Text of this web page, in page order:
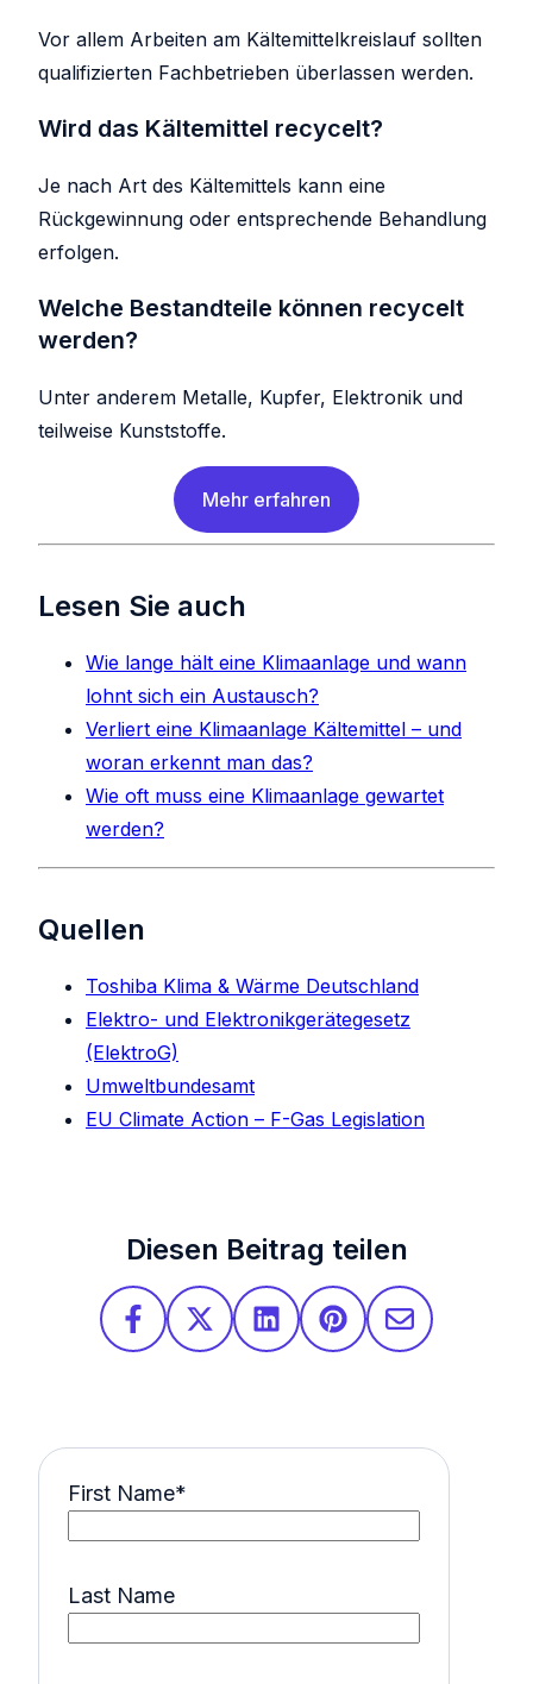
Vor allem Arbeiten am Kältemittelkreislauf sollten
qualifizierten Fachbetrieben überlassen werden.
Wird das Kältemittel recycelt?
Je nach Art des Kältemittels kann eine
Rückgewinnung oder entsprechende Behandlung
erfolgen.
Welche Bestandteile können recycelt
werden?
Unter anderem Metalle, Kupfer, Elektronik und
teilweise Kunststoffe.
Mehr erfahren
Lesen Sie auch
Wie lange hält eine Klimaanlage und wann
lohnt sich ein Austausch?
Verliert eine Klimaanlage Kältemittel – und
woran erkennt man das?
Wie oft muss eine Klimaanlage gewartet
werden?
Quellen
Toshiba Klima & Wärme Deutschland
Elektro- und Elektronikgerätegesetz
(ElektroG)
Umweltbundesamt
EU Climate Action – F-Gas Legislation
Diesen Beitrag teilen
First Name*
Last Name